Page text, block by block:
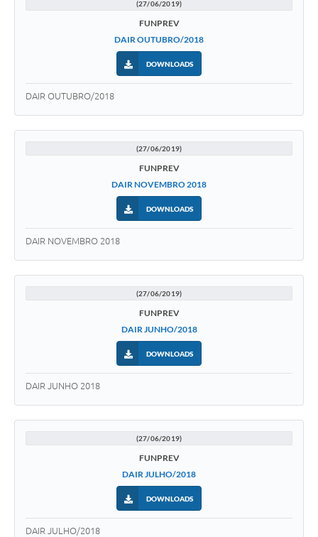
(27/06/2019)
FUNPREV
DAIR OUTUBRO/2018
DOWNLOADS
DAIR OUTUBRO/2018
(27/06/2019)
FUNPREV
DAIR NOVEMBRO 2018
DOWNLOADS
DAIR NOVEMBRO 2018
(27/06/2019)
FUNPREV
DAIR JUNHO/2018
DOWNLOADS
DAIR JUNHO 2018
(27/06/2019)
FUNPREV
DAIR JULHO/2018
DOWNLOADS
DAIR JULHO/2018